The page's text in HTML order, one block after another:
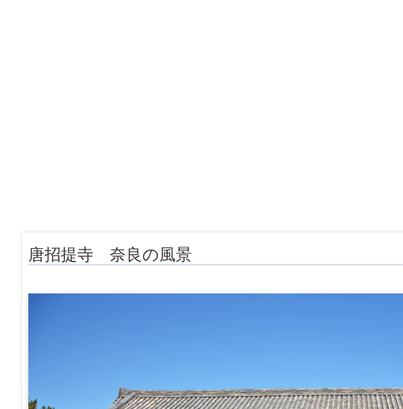
唐招提寺 奈良の風景